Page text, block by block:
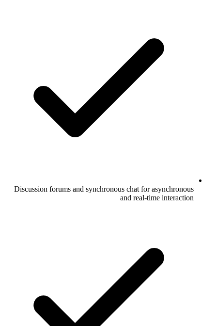
Discussion forums and synchronous chat for asynchronous
and real-time interaction